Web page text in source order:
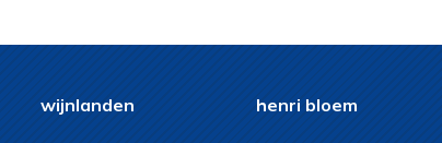
wijnlanden henri bloem